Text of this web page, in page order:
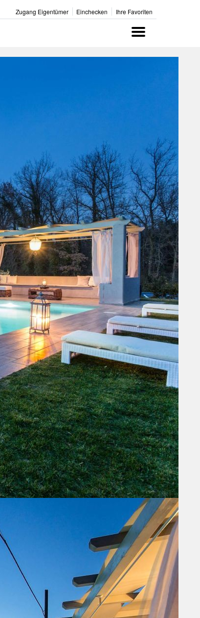
Ihre Favoriten
Einchecken
Zugang Eigentümer
Menu